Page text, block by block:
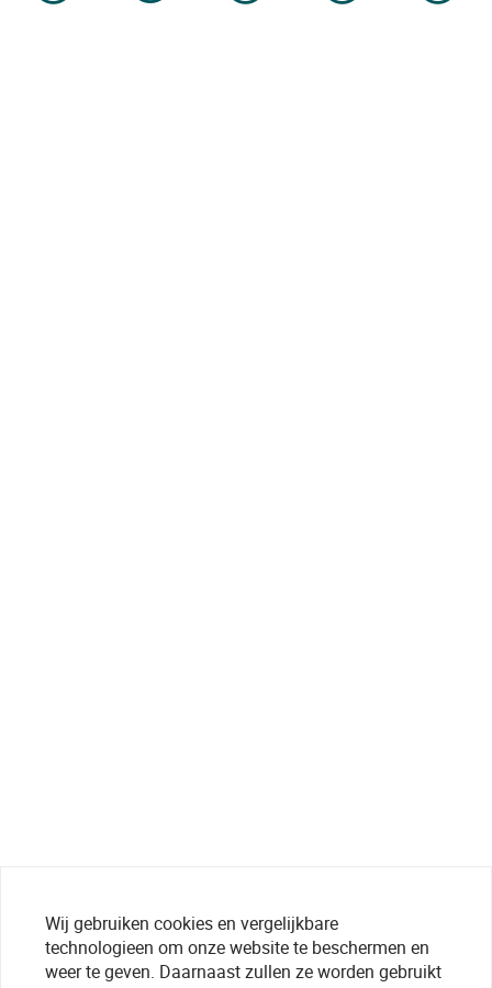
Wij gebruiken cookies en vergelijkbare
technologieen om onze website te beschermen en
weer te geven. Daarnaast zullen ze worden gebruikt